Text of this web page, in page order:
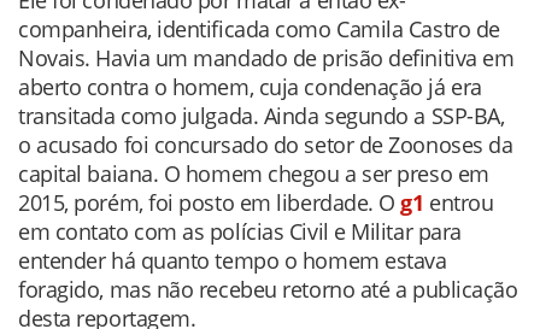
companheira, identificada como Camila Castro de
Novais. Havia um mandado de prisão definitiva em
aberto contra o homem, cuja condenação já era
transitada como julgada. Ainda segundo a SSP-BA,
o acusado foi concursado do setor de Zoonoses da
capital baiana. O homem chegou a ser preso em
2015, porém, foi posto em liberdade. O g1 entrou
em contato com as polícias Civil e Militar para
entender há quanto tempo o homem estava
foragido, mas não recebeu retorno até a publicação
desta reportagem.